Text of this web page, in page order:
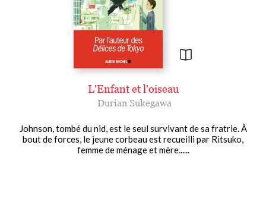
L'Enfant et l'oiseau
Durian Sukegawa
Johnson, tombé du nid, est le seul survivant de sa fratrie. À
bout de forces, le jeune corbeau est recueilli par Ritsuko,
femme de ménage et mère......